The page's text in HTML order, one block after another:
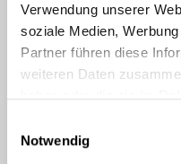
Verwendung unserer
soziale Medien,
Partner führen diese
weiteren Daten
haben oder die sie im
Notwendig